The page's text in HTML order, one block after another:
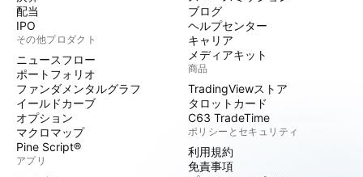
配当
IPO
その他プロダクト
ニュースフロー
ポートフォリオ
ファンダメンタルグラフ
イールドカーブ
オプション
マクロマップ
Pine Script®
アプリ
ブログ
ヘルプセンター
キャリア
メディアキット
商品
TradingViewストア
タロットカード
C63 TradeTime
ポリシーとセキュリティ
利用規約
免責事項